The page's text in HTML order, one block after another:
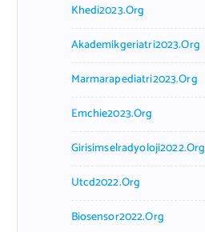
Khedi2023.org
Akademikgeriatri2023.org
Marmarapediatri2023.org
Emchie2023.org
Girisimselradyoloji2022.org
Utcd2022.org
Biosensor2022.org